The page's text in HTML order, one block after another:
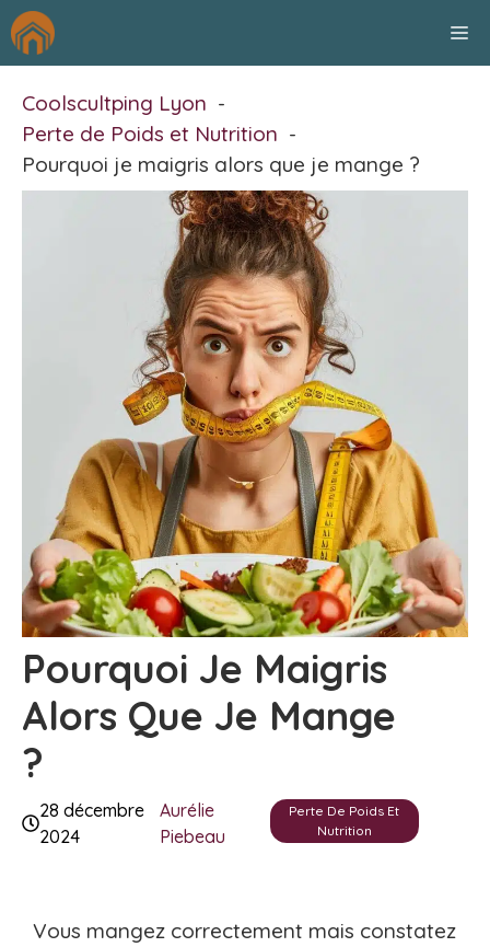
Aller
au
Coolscultping Lyon
Perte de Poids et Nutrition
Pourquoi je maigris alors que je mange ?
Pourquoi Je Maigris
Alors Que Je Mange
?
28 décembre
2024
Aurélie
Piebeau
Perte De Poids Et
Nutrition
Vous mangez correctement mais constatez